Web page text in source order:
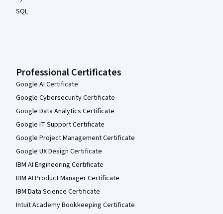
SQL
Professional Certificates
Google AI Certificate
Google Cybersecurity Certificate
Google Data Analytics Certificate
Google IT Support Certificate
Google Project Management Certificate
Google UX Design Certificate
IBM AI Engineering Certificate
IBM AI Product Manager Certificate
IBM Data Science Certificate
Intuit Academy Bookkeeping Certificate